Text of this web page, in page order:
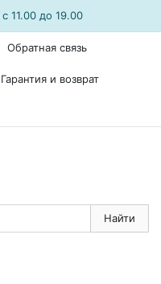
с 11.00 до 19.00
Обратная связь
Гарантия и возврат
Найти